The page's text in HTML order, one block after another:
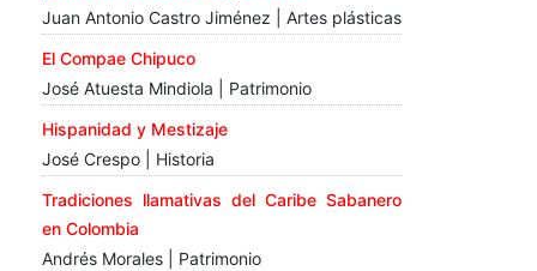
Juan Antonio Castro Jiménez | Artes plásticas
El Compae Chipuco
José Atuesta Mindiola | Patrimonio
Hispanidad y Mestizaje
José Crespo | Historia
Tradiciones llamativas del Caribe Sabanero
en Colombia
Andrés Morales | Patrimonio